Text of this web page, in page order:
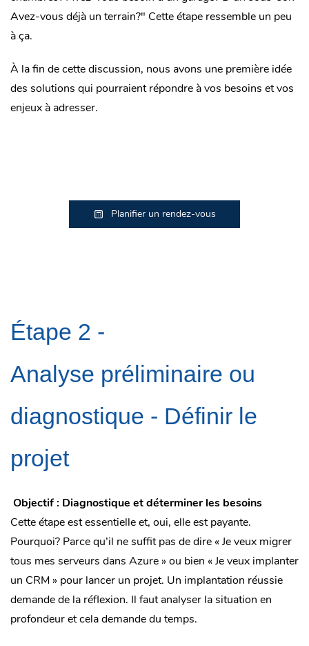
Avez-vous déjà un terrain?" Cette étape ressemble un peu
à ça.
À la fin de cette discussion, nous avons une première idée
des solutions qui pourraient répondre à vos besoins et vos
enjeux à adresser.
Planifier un rendez-vous
Étape 2 -
Analyse préliminaire ou
diagnostique - Définir le
projet
Objectif : Diagnostique et déterminer les besoins
Cette étape est essentielle et, oui, elle est payante.
Pourquoi? Parce qu’il ne suffit pas de dire « Je veux migrer
tous mes serveurs dans Azure » ou bien « Je veux implanter
un CRM » pour lancer un projet. Un implantation réussie
demande de la réflexion. Il faut analyser la situation en
profondeur et cela demande du temps.